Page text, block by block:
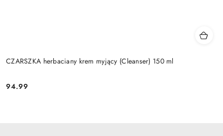
CZARSZKA herbaciany krem myjący (Cleanser) 150 ml
Cena:
94.99